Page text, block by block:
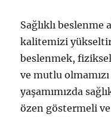
Sağlıklı beslenme
kalitemizi
beslenmek,
ve mutlu
yaşamımızda
özen göstermeli